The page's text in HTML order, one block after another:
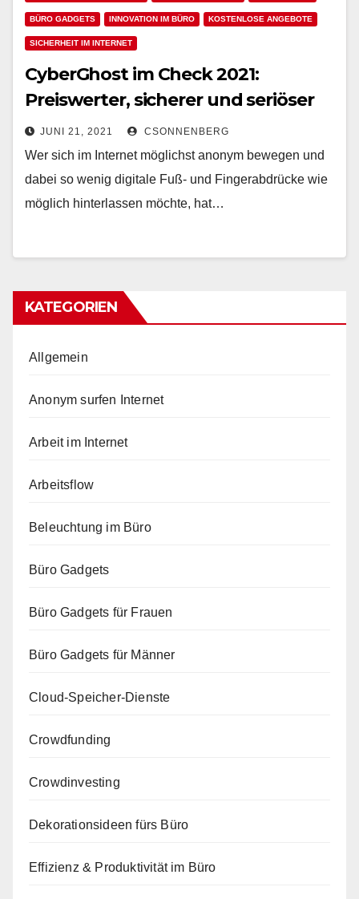
BÜRO GADGETS INNOVATION IM BÜRO KOSTENLOSE ANGEBOTE
SICHERHEIT IM INTERNET
CyberGhost im Check 2021:
Preiswerter, sicherer und seriöser
VPN-Anbieter
JUNI 21, 2021 CSONNENBERG
Wer sich im Internet möglichst anonym bewegen und
dabei so wenig digitale Fuß- und Fingerabdrücke wie
möglich hinterlassen möchte, hat…
KATEGORIEN
Allgemein
Anonym surfen Internet
Arbeit im Internet
Arbeitsflow
Beleuchtung im Büro
Büro Gadgets
Büro Gadgets für Frauen
Büro Gadgets für Männer
Cloud-Speicher-Dienste
Crowdfunding
Crowdinvesting
Dekorationsideen fürs Büro
Effizienz & Produktivität im Büro